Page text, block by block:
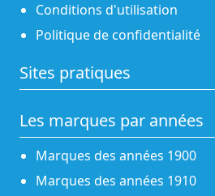
Conditions d'utilisation
Politique de confidentialité
Sites pratiques
Les marques par années
Marques des années 1900
Marques des années 1910